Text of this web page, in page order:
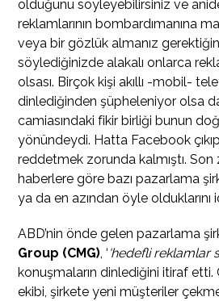
olduğunu söyleyebilirsiniz ve
reklamlarının bombardımanına
veya bir gözlük almanız
söylediğinizde alakalı onlarca
olsası. Birçok kişi akıllı -mobil-
dinlediğinden şüpheleniyor olsa
camiasındaki fikir birliği bunun
yönündeydi. Hatta Facebook
reddetmek zorunda kalmıştı. Son
haberlere göre bazı pazarlama
ya da en azından öyle olduklarını
ABD’nin önde gelen pazarlama
Group (CMG), ‘ ‘hedefli reklamlar
konuşmaların dinlediğini itiraf
ekibi, şirkete yeni müşteriler